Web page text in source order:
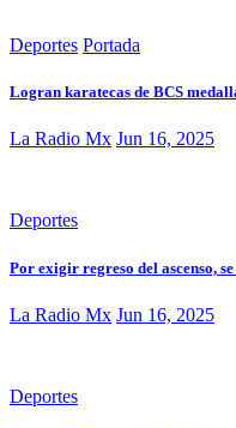
Deportes Portada
Logran karatecas de BCS
La Radio Mx Jun 16, 2025
Deportes
Por exigir regreso del ascenso,
La Radio Mx Jun 16, 2025
Deportes